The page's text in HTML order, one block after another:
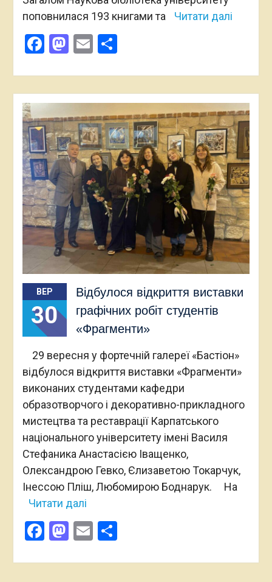
поповнилася 193 книгами та
Читати далі
Facebook
Mastodon
EmailПоділитися
ВЕР
30
Відбулося відкриття виставки
графічних робіт студентів
«Фрагменти»
29 вересня у фортечній галереї «Бастіон»
відбулося відкриття виставки «Фрагменти»
виконаних студентами кафедри
образотворчого і декоративно-прикладного
мистецтва та реставрації Карпатського
національного університету імені Василя
Стефаника Анастасією Іващенко,
Олександрою Гевко, Єлизаветою Токарчук,
Інессою Пліш, Любомирою Боднарук. На
Читати далі
Facebook
Mastodon
EmailПоділитися